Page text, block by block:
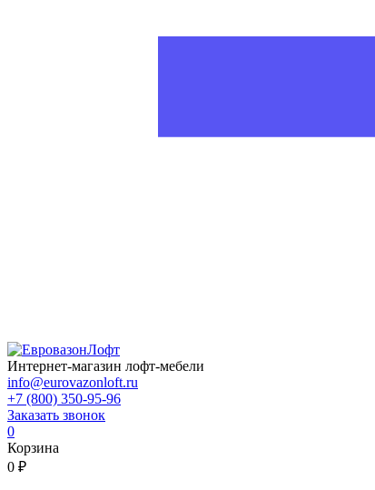
Интернет-магазин лофт-мебели
info@eurovazonloft.ru
+7 (800) 350-95-96
Заказать звонок
0
Корзина
0 ₽